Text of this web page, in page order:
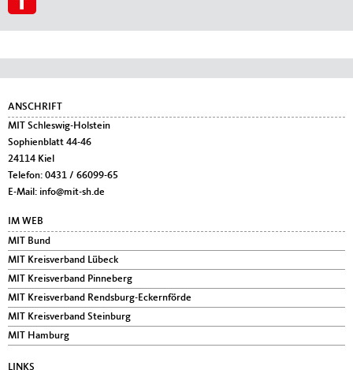
2026
Nach dem Hormuz-Schock konnte der freie Fall der deutschen
Wirtschaft abgewendet werden. Im Mittelstand haben die Umsätze
zuletzt sogar etwas zugelegt, die Auftragsbücher der Unternehmen
bleiben vergleichsweise gut gefüllt und es werden wieder mehr
Die "MIT Schleswig-Holstein" im Social Web * Für Sie
online! * Folgen Sie uns!